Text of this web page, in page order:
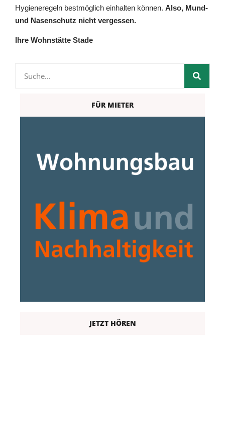
Hygieneregeln bestmöglich einhalten können. Also, Mund-
und Nasenschutz nicht vergessen.
Ihre Wohnstätte Stade
FÜR MIETER
JETZT HÖREN